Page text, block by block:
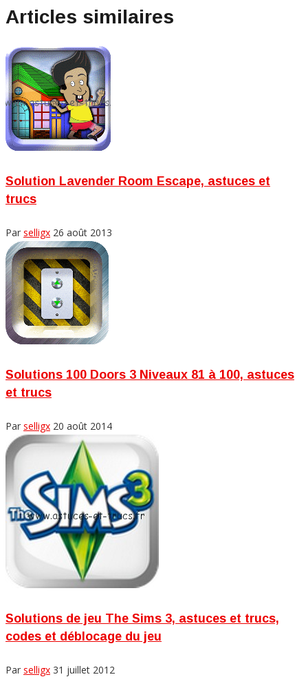
Articles similaires
Solution Lavender Room Escape, astuces et
trucs
Par selligx 26 août 2013
Solutions 100 Doors 3 Niveaux 81 à 100, astuces
et trucs
Par selligx 20 août 2014
Solutions de jeu The Sims 3, astuces et trucs,
codes et déblocage du jeu
Par selligx 31 juillet 2012